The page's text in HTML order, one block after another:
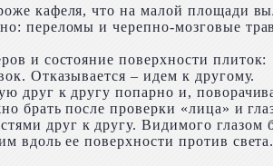
кафеля, что на малой площади
переломы и черепно-мозговые
и состояние поверхности плиток:
Отказывается – идем к другому.
друг к другу попарно и,
брать после проверки «лица» и
друг к другу. Видимого глазом
вдоль ее поверхности против